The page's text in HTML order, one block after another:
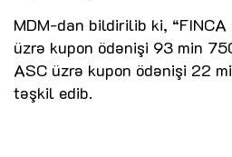
MDM-dan bildirilib ki, “FINCA
üzrə kupon ödənişi 93 min
ASC üzrə kupon ödənişi 22
təşkil edib.